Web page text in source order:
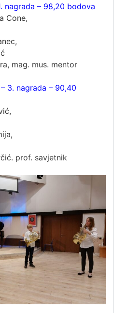
nagrada – 98,20 bodova
Cone,
mag. mus. mentor
3. nagrada – 90,40
prof. savjetnik